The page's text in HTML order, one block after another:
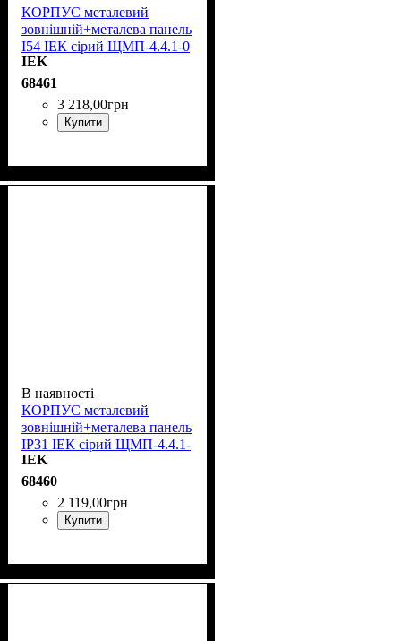
КОРПУС металевий
зовнішній+металева панель
I54 ІЕК сірий ЩМП-4.4.1-0
74 У2 YKM40-441-54
IEK
68461
3 218,00грн
Купити
В наявності
КОРПУС металевий
зовнішній+металева панель
IP31 ІЕК сірий ЩМП-4.4.1-
0 36 УХЛЗ YKM40-441-31
IEK
68460
2 119,00грн
Купити